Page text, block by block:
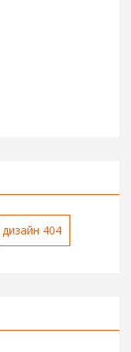
дизайн 404